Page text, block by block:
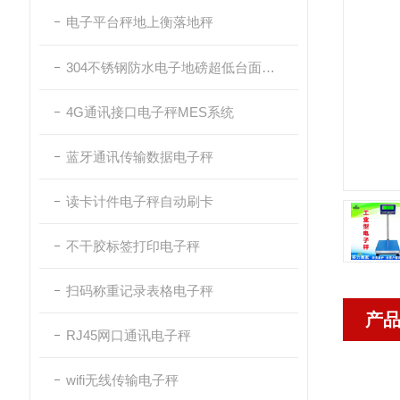
电子平台秤地上衡落地秤
304不锈钢防水电子地磅超低台面带斜坡
4G通讯接口电子秤MES系统
蓝牙通讯传输数据电子秤
读卡计件电子秤自动刷卡
不干胶标签打印电子秤
扫码称重记录表格电子秤
RJ45网口通讯电子秤
wifi无线传输电子秤
产